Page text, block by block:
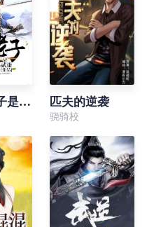
重生之老子是皇帝 匹夫的逆袭
骁骑校